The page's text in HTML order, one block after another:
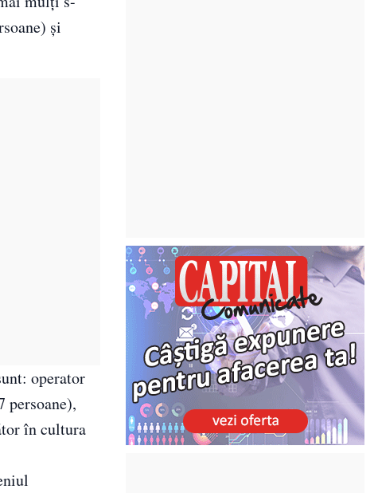
şi
operator
persoane),
în cultura